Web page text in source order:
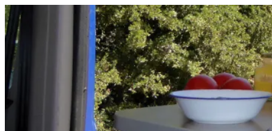
Zum
Inhalt
springen